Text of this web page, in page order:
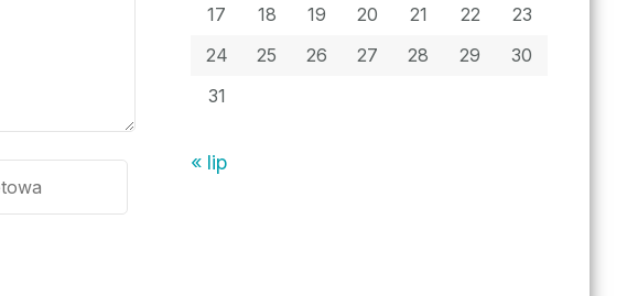
17
18 19 20 21 22
23
24
25 26 27 28 29
30
31
« lip